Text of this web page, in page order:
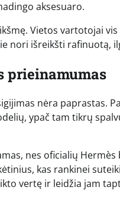
aksesuaro.
Vietos vartotojai
nori išreikšti rafinuotą,
prieinamumas
nėra paprastas.
ypač tam tikrų
nes oficialių
kas rankinei
vertę ir leidžia jam